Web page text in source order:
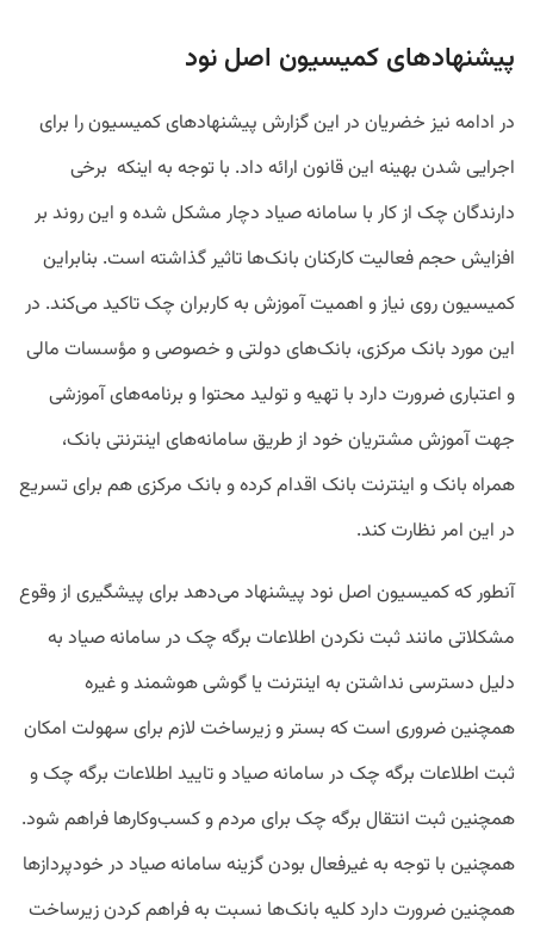
پیشنهادهای کمیسیون اصل نود
در ادامه نیز خضریان در این گزارش پیشنهادهای کمیسیون را برای
اجرایی شدن بهینه این قانون ارائه داد. با توجه به اینکه برخی
دارندگان چک از کار با سامانه صیاد دچار مشکل شده و این روند بر
افزایش حجم فعالیت کارکنان بانک‌ها تاثیر گذاشته است. بنابراین
کمیسیون روی نیاز و اهمیت آموزش به کاربران چک تاکید می‌کند. در
این مورد بانک مرکزی، بانک‌های دولتی و خصوصی و مؤسسات مالی
و اعتباری ضرورت دارد با تهیه و تولید محتوا و برنامه‌های آموزشی
جهت آموزش مشتریان خود از طریق سامانه‌های اینترنتی بانک،
همراه بانک و اینترنت بانک اقدام کرده و بانک مرکزی هم برای تسریع
در این امر نظارت کند.
آنطور که کمیسیون اصل نود پیشنهاد می‌دهد برای پیشگیری از وقوع
مشکلاتی مانند ثبت نکردن اطلاعات برگه چک در سامانه صیاد به
دلیل دسترسی نداشتن به اینترنت یا گوشی هوشمند و غیره
همچنین ضروری است که بستر و زیرساخت لازم برای سهولت امکان
ثبت اطلاعات برگه چک در سامانه صیاد و تایید اطلاعات برگه چک و
همچنین ثبت انتقال برگه چک برای مردم و کسب‌وکارها فراهم شود.
همچنین با توجه به غیرفعال بودن گزینه سامانه صیاد در خودپردازها
همچنین ضرورت دارد کلیه بانک‌ها نسبت به فراهم کردن زیرساخت